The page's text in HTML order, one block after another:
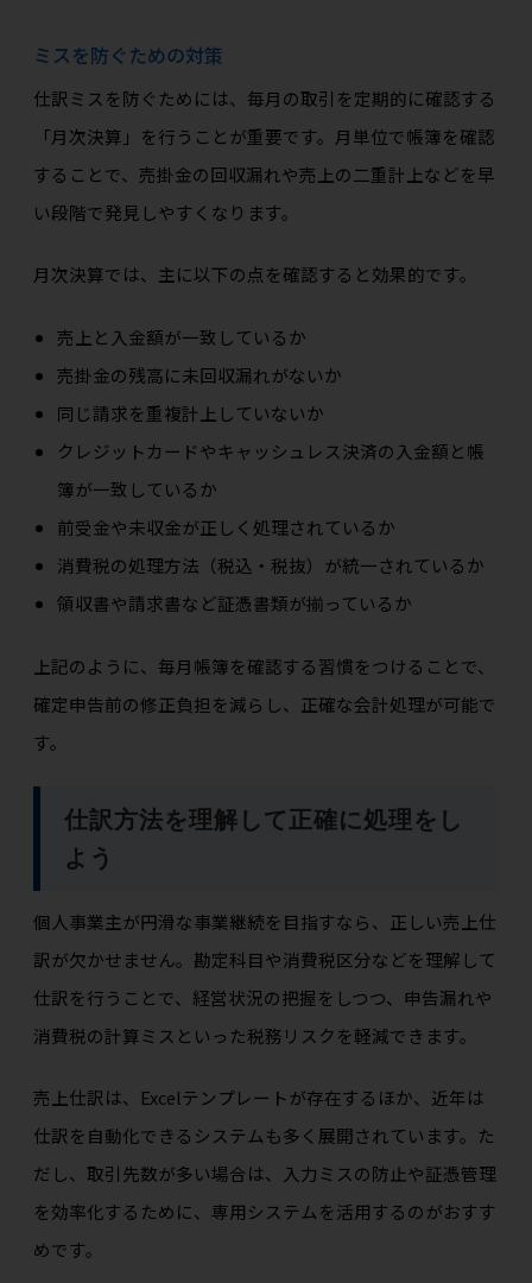
ミスを防ぐための対策
仕訳ミスを防ぐためには、毎月の取引を定期的に確認する
「月次決算」を行うことが重要です。月単位で帳簿を確認
することで、売掛金の回収漏れや売上の二重計上などを早
い段階で発見しやすくなります。
月次決算では、主に以下の点を確認すると効果的です。
売上と入金額が一致しているか
売掛金の残高に未回収漏れがないか
同じ請求を重複計上していないか
クレジットカードやキャッシュレス決済の入金額と帳
簿が一致しているか
前受金や未収金が正しく処理されているか
消費税の処理方法（税込・税抜）が統一されているか
領収書や請求書など証憑書類が揃っているか
上記のように、毎月帳簿を確認する習慣をつけることで、
確定申告前の修正負担を減らし、正確な会計処理が可能で
す。
仕訳方法を理解して正確に処理をし
よう
個人事業主が円滑な事業継続を目指すなら、正しい売上仕
訳が欠かせません。勘定科目や消費税区分などを理解して
仕訳を行うことで、経営状況の把握をしつつ、申告漏れや
消費税の計算ミスといった税務リスクを軽減できます。
売上仕訳は、Excelテンプレートが存在するほか、近年は
仕訳を自動化できるシステムも多く展開されています。た
だし、取引先数が多い場合は、入力ミスの防止や証憑管理
を効率化するために、専用システムを活用するのがおすす
めです。